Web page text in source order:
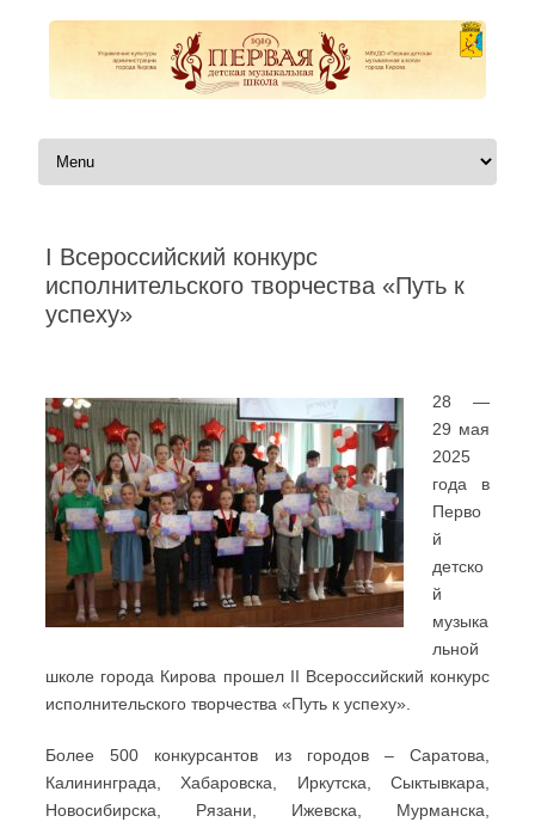
Перейти к содержимому
I Всероссийский конкурс
исполнительского творчества «Путь к
успеху»
28 —
29 мая
2025
года в
Перво
й
детско
й
музыка
льной
школе города Кирова прошел II Всероссийский конкурс
исполнительского творчества «Путь к успеху».
Более 500 конкурсантов из городов – Саратова,
Калининграда, Хабаровска, Иркутска, Сыктывкара,
Новосибирска, Рязани, Ижевска, Мурманска,